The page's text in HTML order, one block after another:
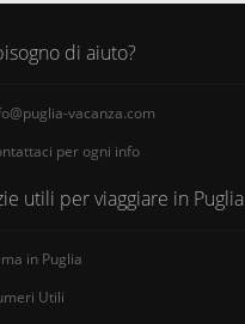
di aiuto?
vacanza.com
per ogni info
utili per viaggiare in Puglia
in Puglia
Utili